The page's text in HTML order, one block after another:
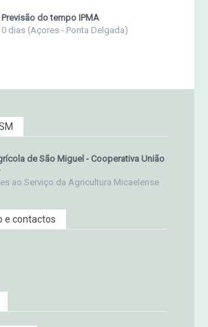
do tempo IPMA
dias (Açores - Ponta Delgada)
de São Miguel - Cooperativa União
ao Serviço da Agricultura Micaelense
e contactos